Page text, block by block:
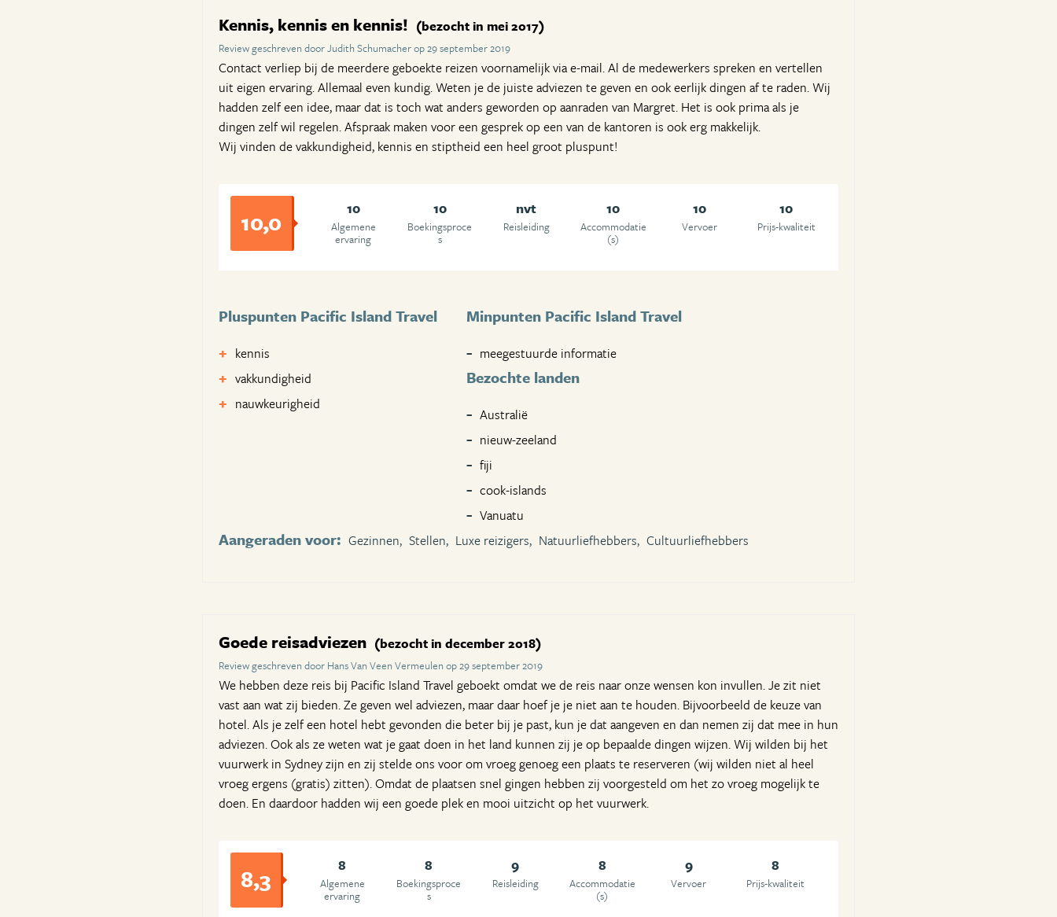
Kennis, kennis en kennis! (bezocht in mei 2017)
Review geschreven door Judith Schumacher op 29 september 2019
Contact verliep bij de meerdere geboekte reizen voornamelijk via e-mail. Al de medewerkers spreken en vertellen
uit eigen ervaring. Allemaal even kundig. Weten je de juiste adviezen te geven en ook eerlijk dingen af te raden. Wij
hadden zelf een idee, maar dat is toch wat anders geworden op aanraden van Margret. Het is ook prima als je
dingen zelf wil regelen. Afspraak maken voor een gesprek op een van de kantoren is ook erg makkelijk.
Wij vinden de vakkundigheid, kennis en stiptheid een heel groot pluspunt!
10,0 10
Algemene
ervaring
10
Boekingsproce
s
nvt
Reisleiding
10
Accommodatie
(s)
10
Vervoer
10
Prijs-kwaliteit
Pluspunten Pacific Island Travel
kennis
vakkundigheid
nauwkeurigheid
Minpunten Pacific Island Travel
meegestuurde informatie
Bezochte landen
Australië
nieuw-zeeland
fiji
cook-islands
Vanuatu
Aangeraden voor: Gezinnen, Stellen, Luxe reizigers, Natuurliefhebbers, Cultuurliefhebbers
Goede reisadviezen (bezocht in december 2018)
Review geschreven door Hans Van Veen Vermeulen op 29 september 2019
We hebben deze reis bij Pacific Island Travel geboekt omdat we de reis naar onze wensen kon invullen. Je zit niet
vast aan wat zij bieden. Ze geven wel adviezen, maar daar hoef je je niet aan te houden. Bijvoorbeeld de keuze van
hotel. Als je zelf een hotel hebt gevonden die beter bij je past, kun je dat aangeven en dan nemen zij dat mee in hun
adviezen. Ook als ze weten wat je gaat doen in het land kunnen zij je op bepaalde dingen wijzen. Wij wilden bij het
vuurwerk in Sydney zijn en zij stelde ons voor om vroeg genoeg een plaats te reserveren (wij wilden niet al heel
vroeg ergens (gratis) zitten). Omdat de plaatsen snel gingen hebben zij voorgesteld om het zo vroeg mogelijk te
doen. En daardoor hadden wij een goede plek en mooi uitzicht op het vuurwerk.
8,3 8
Algemene
ervaring
8
Boekingsproce
s
9
Reisleiding
8
Accommodatie
(s)
9
Vervoer
8
Prijs-kwaliteit